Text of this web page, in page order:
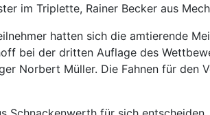
im Triplette, Rainer Becker aus
hatten sich die amtierende
bei der dritten Auflage des
Norbert Müller. Die Fahnen für den